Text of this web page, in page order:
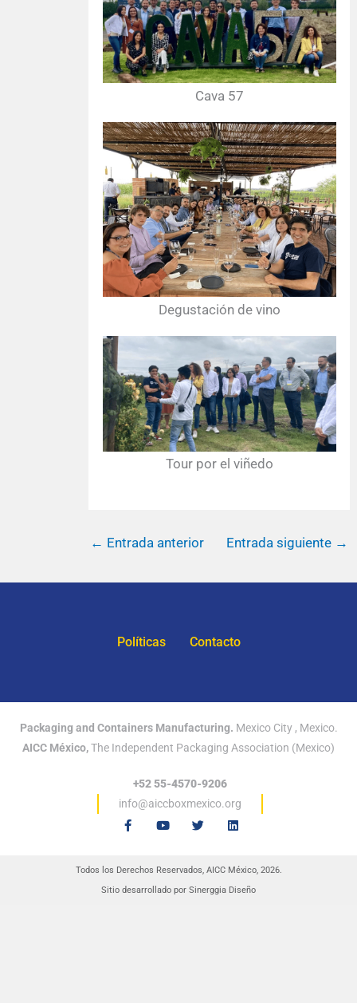
Cava 57
Degustación de vino
Tour por el viñedo
← Entrada anterior Entrada siguiente →
Políticas Contacto
Packaging and Containers Manufacturing. Mexico City , Mexico.
AICC México,The Independent Packaging Association (Mexico)
+52 55-4570-9206
info@aiccboxmexico.org
F
a
b
o
Y
o
u
e
T
w
t
e
r
L
i
e
i
Todos los Derechos Reservados, AICC México, 2026.
Sitio desarrollado por Sinerggia Diseño